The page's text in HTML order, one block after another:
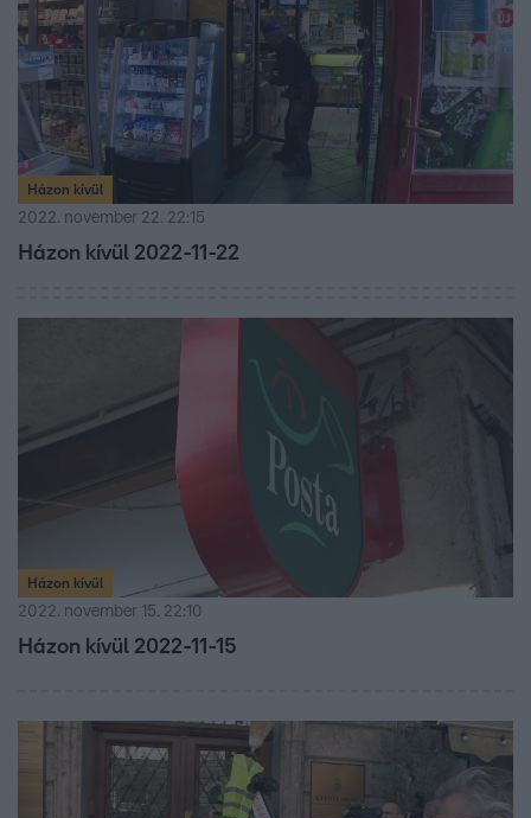
Házon kívül
2022. november 22. 22:15
Házon kívül 2022-11-22
Házon kívül
2022. november 15. 22:10
Házon kívül 2022-11-15